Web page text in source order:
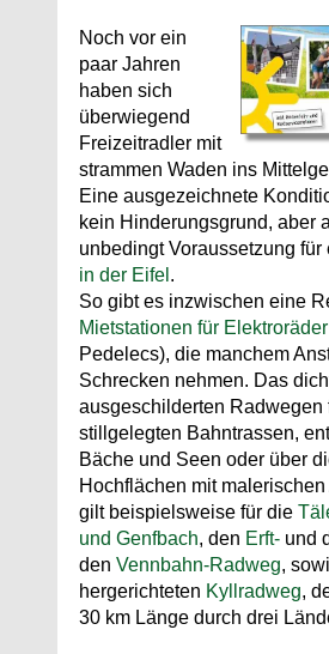
Noch vor ein
paar Jahren
haben sich
überwiegend
Freizeitradler mit
strammen Waden ins
Eine ausgezeichnete
kein Hinderungsgrund, aber
unbedingt Voraussetzung für
in der Eifel .
So gibt es inzwischen eine
Mietstationen für Elektroräder
Pedelecs), die manchem
Schrecken nehmen. Das
ausgeschilderten Radwegen
stillgelegten Bahntrassen,
Bäche und Seen oder über
Hochflächen mit
gilt beispielsweise für die
und Genfbach, den Erft- und
den Vennbahn-Radweg,
hergerichteten Kyllradweg,
30 km Länge durch drei